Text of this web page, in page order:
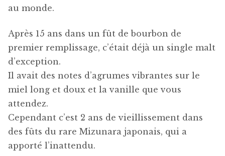
au monde.
Après 15 ans dans un fût de bourbon de
premier remplissage, c’était déjà un single malt
d’exception.
Il avait des notes d’agrumes vibrantes sur le
miel long et doux et la vanille que vous
attendez.
Cependant c’est 2 ans de vieillissement dans
des fûts du rare Mizunara japonais, qui a
apporté l’inattendu.